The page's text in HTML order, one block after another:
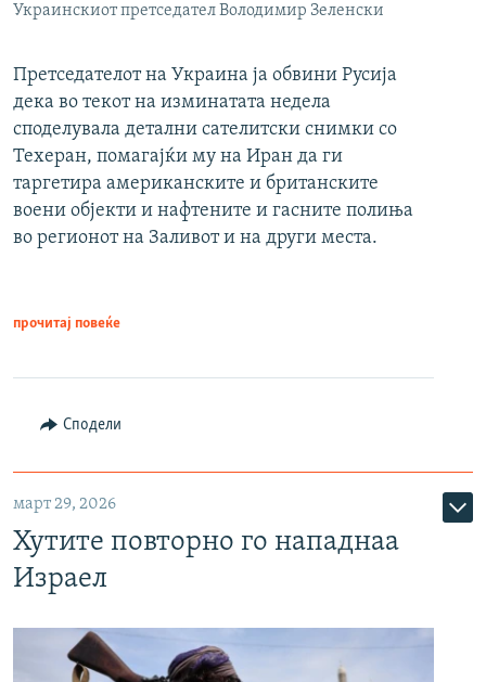
Украинскиот претседател Володимир Зеленски
Претседателот на Украина ја обвини Русија
дека во текот на изминатата недела
споделувала детални сателитски снимки со
Техеран, помагајќи му на Иран да ги
таргетира американските и британските
воени објекти и нафтените и гасните полиња
во регионот на Заливот и на други места.
прочитај повеќе
Сподели
март 29, 2026
Хутите повторно го нападнаа
Израел